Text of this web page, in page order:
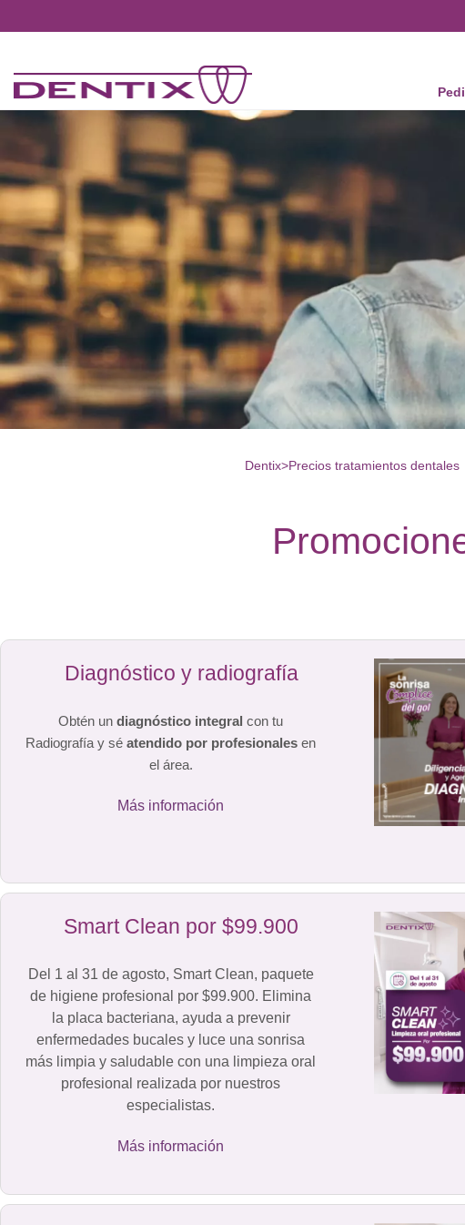
Dentix>Precios tratamientos dentales
Diagnóstico y radiografía
Obtén undiagnóstico integral con tu
Radiografía y séatendido por profesionalesen
el área.
Más información
Smart Clean por $99.900
Del 1 al 31 de agosto, Smart Clean, paquete
de higiene profesional por $99.900. Elimina
la placa bacteriana, ayuda a prevenir
enfermedades bucales y luce una sonrisa
más limpia y saludable con una limpieza oral
profesional realizada por nuestros
especialistas.
Más información